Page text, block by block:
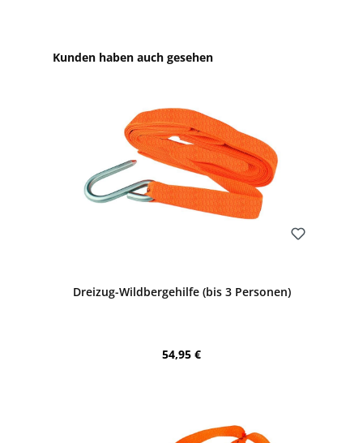
Produktgalerie überspringen
Kunden haben auch gesehen
Dreizug-Wildbergehilfe (bis 3 Personen)
Regulärer Preis:
54,95 €